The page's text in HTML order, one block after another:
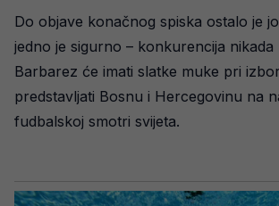
Do objave konačnog spiska ostalo je
jedno je sigurno – konkurencija nikada
Barbarez će imati slatke muke pri
predstavljati Bosnu i Hercegovinu na
fudbalskoj smotri svijeta.